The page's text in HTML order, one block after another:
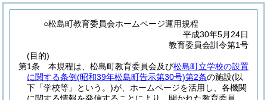
○松島町教育委員会ホームページ運用規程
平成30年5月24日
教育委員会訓令第1号
(目的)
第1条
本規程は、松島町教育委員会及び松島町立学校の設置
に関する条例(昭和39年松島町告示第30号)第2条の施設(以
下「学校等」という。)が、ホームページを活用し、各機関